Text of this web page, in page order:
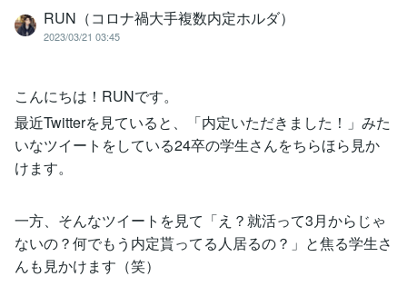
RUN（コロナ禍大手複数内定ホルダ）
2023/03/21 03:45
こんにちは！RUNです。
最近Twitterを見ていると、「内定いただきました！」みた
いなツイートをしている24卒の学生さんをちらほら見か
けます。
一方、そんなツイートを見て「え？就活って3月からじゃ
ないの？何でもう内定貰ってる人居るの？」と焦る学生さ
んも見かけます（笑）